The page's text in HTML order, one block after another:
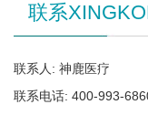
联系
联系人: 神鹿医疗
联系电话: 400-993-